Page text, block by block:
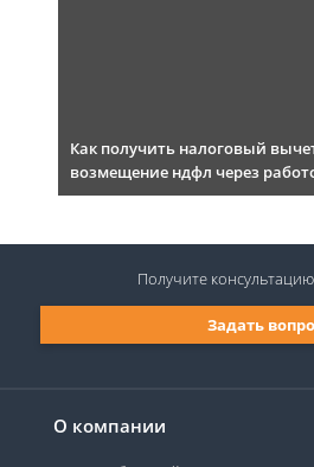
Как получить налоговый
возмещение ндфл через
О компании
Задать
Получите консультацию